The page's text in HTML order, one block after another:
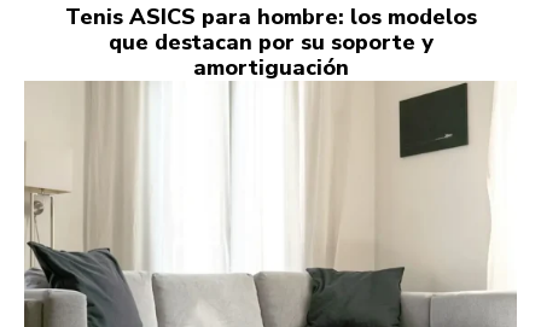
Tenis ASICS para hombre: los modelos
que destacan por su soporte y
amortiguación